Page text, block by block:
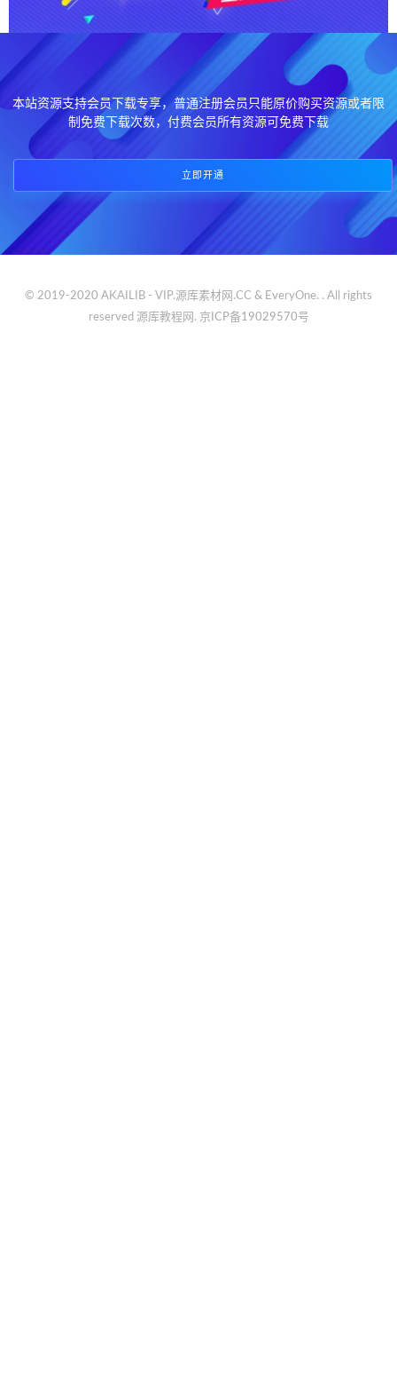
本站资源支持会员下载专享，普通注册会员只能原价购买资源或者限
制免费下载次数，付费会员所有资源可免费下载
立即开通
© 2019-2020 AKAILIB - VIP.源库素材网.CC & EveryOne. . All rights
reserved 源库教程网. 京ICP备19029570号